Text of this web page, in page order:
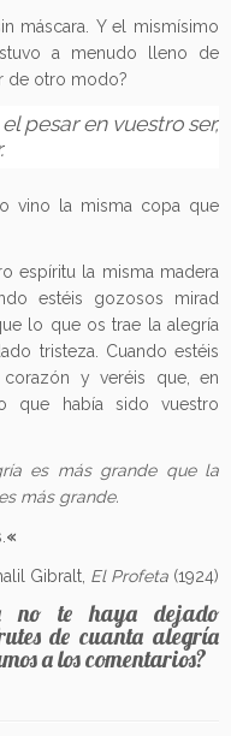
máscara. Y el mismísimo
a menudo lleno de
de otro modo?
pesar en vuestro ser,
vino la misma copa que
espíritu la misma madera
estéis gozosos mirad
lo que os trae la alegría
tristeza. Cuando estéis
y veréis que, en
que había sido vuestro
es más grande que la
más grande.
«
Gibralt, El Profeta (1924)
no te haya dejado
de cuanta alegría
a los comentarios?